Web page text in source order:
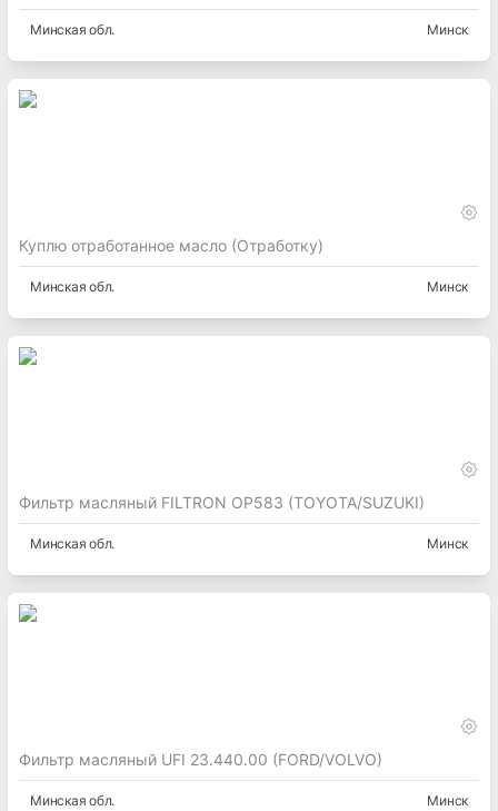
Минская обл. Минск
Куплю отработанное масло (Отработку)
Минская обл. Минск
Фильтр масляный FILTRON OP583 (TOYOTA/SUZUKI)
Минская обл. Минск
Фильтр масляный UFI 23.440.00 (FORD/VOLVO)
Минская обл. Минск